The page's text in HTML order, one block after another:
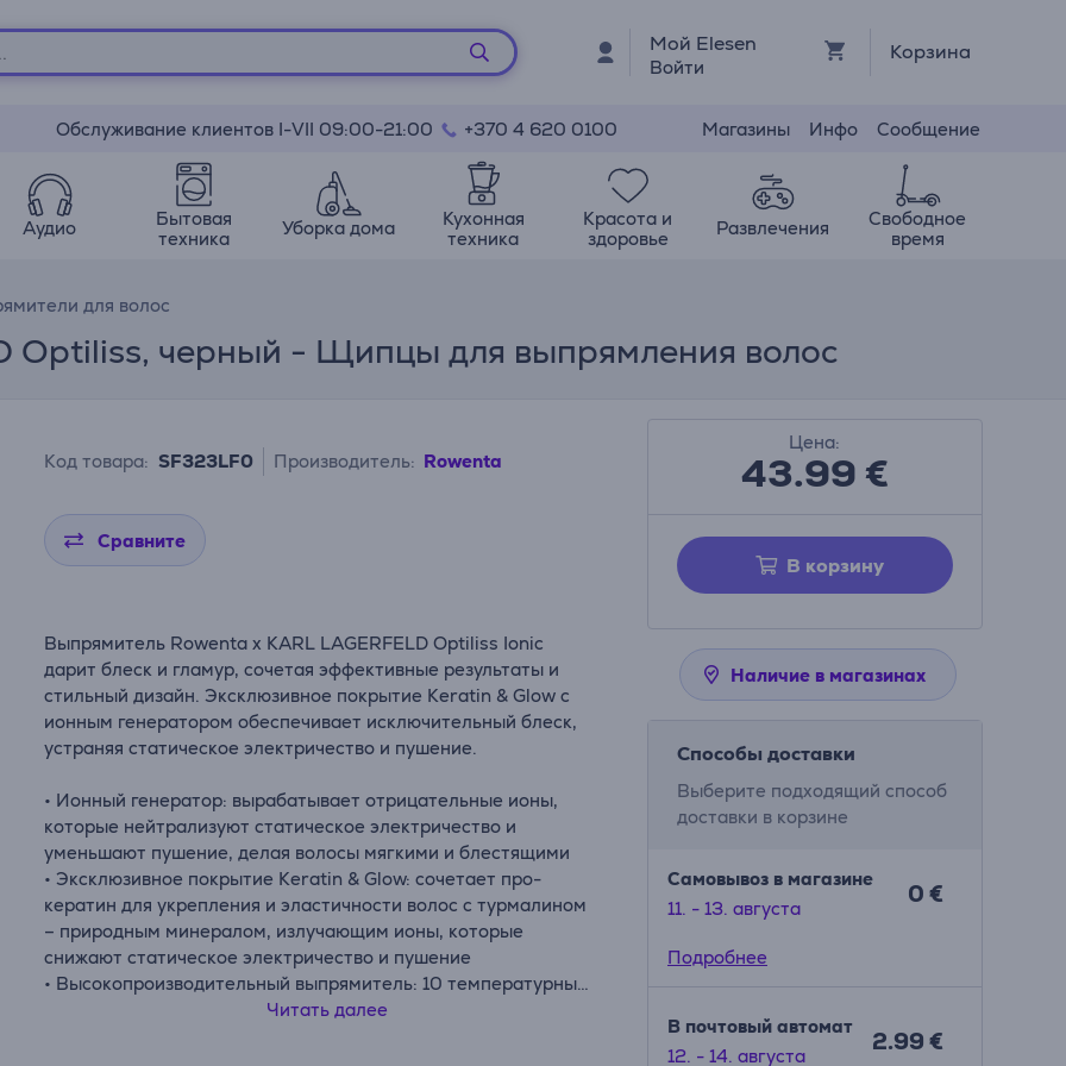
Мой Elesen
Войти
Корзина
Обслуживание клиентов I-VII 09:00-21:00 +370 4 620 0100 Магазины Инфо Сообщение
Аудио
Бытовая
техника
Уборка дома
Кухонная
техника
Красота и
здоровье
Развлечения
Свободное
время
для волос
Optiliss, черный - Щипцы для выпрямления волос
Код товара: SF323LF0 Производитель: Rowenta
Сравните
Выпрямитель Rowenta x KARL LAGERFELD Optiliss Ionic
дарит блеск и гламур, сочетая эффективные результаты и
стильный дизайн. Эксклюзивное покрытие Keratin & Glow с
ионным генератором обеспечивает исключительный блеск,
устраняя статическое электричество и пушение.
• Ионный генератор: вырабатывает отрицательные ионы,
которые нейтрализуют статическое электричество и
уменьшают пушение, делая волосы мягкими и блестящими
• Эксклюзивное покрытие Keratin & Glow: сочетает про-
кератин для укрепления и эластичности волос с турмалином
– природным минералом, излучающим ионы, которые
снижают статическое электричество и пушение
• Высокопроизводительный выпрямитель: 10 температурных
настроек от 130 до 230°CЧитать далее
Цена:
43.99€
В корзину
Наличие в магазинах
Способы доставки
Выберите подходящий способ
доставки в корзине
Самовывоз в магазине
11. - 13. августа
0 €
Подробнее
В почтовый автомат
12. - 14. августа
2.99 €